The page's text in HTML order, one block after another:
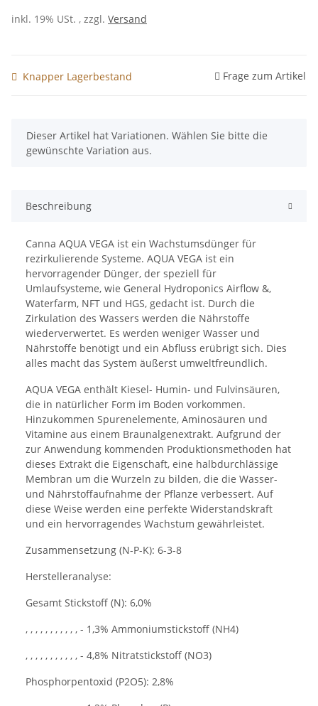
inkl. 19% USt. , zzgl. Versand
Knapper Lagerbestand Frage zum Artikel
x
Dieser Artikel hat Variationen. Wählen Sie bitte die
gewünschte Variation aus.
Beschreibung
Canna AQUA VEGA ist ein Wachstumsdünger für
rezirkulierende Systeme. AQUA VEGA ist ein
hervorragender Dünger, der speziell für
Umlaufsysteme, wie General Hydroponics Airflow &,
Waterfarm, NFT und HGS, gedacht ist. Durch die
Zirkulation des Wassers werden die Nährstoffe
wiederverwertet. Es werden weniger Wasser und
Nährstoffe benötigt und ein Abfluss erübrigt sich. Dies
alles macht das System äußerst umweltfreundlich.
AQUA VEGA enthält Kiesel- Humin- und Fulvinsäuren,
die in natürlicher Form im Boden vorkommen.
Hinzukommen Spurenelemente, Aminosäuren und
Vitamine aus einem Braunalgenextrakt. Aufgrund der
zur Anwendung kommenden Produktionsmethoden hat
dieses Extrakt die Eigenschaft, eine halbdurchlässige
Membran um die Wurzeln zu bilden, die die Wasser-
und Nährstoffaufnahme der Pflanze verbessert. Auf
diese Weise werden eine perfekte Widerstandskraft
und ein hervorragendes Wachstum gewährleistet.
Zusammensetzung (N-P-K): 6-3-8
Herstelleranalyse:
Gesamt Stickstoff (N): 6,0%
, , , , , , , , , , , - 1,3% Ammoniumstickstoff (NH4)
, , , , , , , , , , , - 4,8% Nitratstickstoff (NO3)
Phosphorpentoxid (P2O5): 2,8%